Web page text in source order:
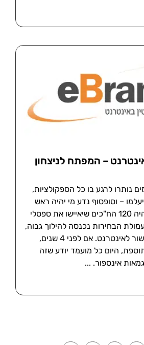
– המפתח לניצחון
חודשיים + 12 ימים נותרו לרגע בו כל הספקולציות,
– וסופסוף נדע מי יהיה ראש
הממשלה הבא ומי יהיה 120 הח"כים שיאיישו את ספסלי
הבחירות נכנסה להילוך גבוה,
במיוחד בכל מה שקשור לאינטרנט. אם לפני 4 שנים,
היום כל מועמד יודע שזה
אינספור.